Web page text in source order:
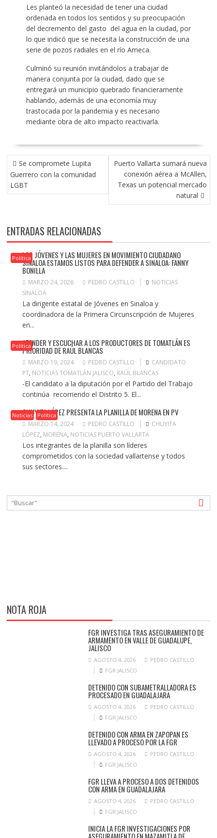
Les planteó la necesidad de tener una ciudad
ordenada en todos los sentidos y su preocupación
del decremento del gasto del agua en la ciudad, por
lo que indicó que se necesita la construcción de una
serie de pozos radiales en el río Ameca.
Culminó su reunión invitándolos a trabajar de
manera conjunta por la ciudad, dado que se
entregará un municipio quebrado financieramente
hablando, además de una economía muy
trastocada por la pandemia y es necesario
mediante obra de alto impacto reactivarla.
NAVEGACIÓN
DE
ENTRADAS
Se compromete Lupita
Guerrero con la comunidad
LGBT
Puerto Vallarta sumará nueva
conexión aérea a McAllen,
Texas un potencial mercado
natural
ENTRADAS RELACIONADAS
PolíticaLOS JÓVENES Y LAS MUJERES EN MOVIMIENTO CIUDADANO
SINALOA ESTAMOS LISTOS PARA DEFENDER A SINALOA: FANNY
BONILLA
MARZO 24, 2026 PEDRO CASTILLO
NOTICIAS
SINALOA
La dirigente estatal de Jóvenes en Sinaloa y
coordinadora de la Primera Circunscripción de Mujeres
en...
PolíticaATENDER Y ESCUCHAR A LOS PRODUCTORES DE TOMATLÁN ES
PRIORIDAD DE RAÚL BLANCAS
MARZO 19, 2024 PEDRO CASTILLO
CANDIDATO
PT, NOTICIAS TOMATLÁN JALISCO, RAÚL BLANCAS
-El candidato a la diputación por el Partido del Trabajo
continúa recorriendo el Distrito 5. El...
Noticias Política
CHUYITA LÓPEZ PRESENTA LA PLANILLA DE MORENA EN PV
MARZO 14, 2024 PEDRO CASTILLO
CHUYITA
LÓPEZ, MORENA, NOTICIAS PUERTO VALLARTA
Los integrantes de la planilla son líderes
comprometidos con la sociedad vallartense y todos
sus sectores....
NOTA ROJA
FGR INVESTIGA TRAS ASEGURAMIENTO DE
ARMAMENTO EN VALLE DE GUADALUPE,
JALISCO
AGOSTO 4, 2026
PEDRO CASTILLO
FGR JALISCO
DETENIDO CON SUBAMETRALLADORA ES
PROCESADO EN GUADALAJARA
AGOSTO 4, 2026
PEDRO CASTILLO
FGR JALISCO
DETENIDO CON ARMA EN ZAPOPAN ES
LLEVADO A PROCESO POR LA FGR
AGOSTO 4, 2026
PEDRO CASTILLO
FGR JALISCO
FGR LLEVA A PROCESO A DOS DETENIDOS
CON ARMA EN GUADALAJARA
AGOSTO 4, 2026
PEDRO CASTILLO
FGR JALISCO
INICIA LA FGR INVESTIGACIONES POR